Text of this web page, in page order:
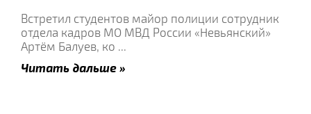
Встретил студентов майор полиции сотрудник
отдела кадров МО МВД России «Невьянский»
Артём Балуев, ко ...
Читать дальше »